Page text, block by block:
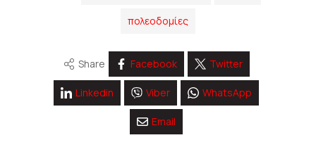
πολεοδομίες
Share Facebook Twitter
Linkedin Viber WhatsApp
Email